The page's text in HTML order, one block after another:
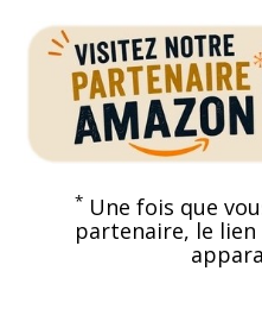
*Une fois que
partenaire, le